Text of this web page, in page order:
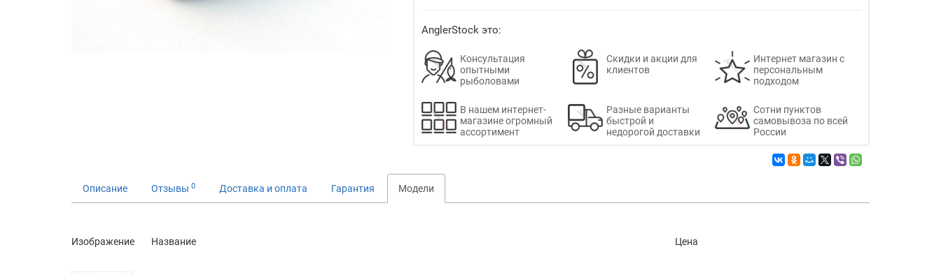
AnglerStock это:
Консультация
опытными
рыболовами
Скидки и акции для
клиентов
Интернет магазин с
персональным
подходом
В нашем интернет-
магазине огромный
ассортимент
Разные варианты
быстрой и
недорогой доставки
Сотни пунктов
самовывоза по всей
России
Описание Отзывы 0 Доставка и оплата Гарантия Модели
Изображение Название Цена